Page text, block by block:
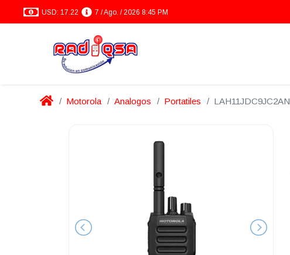
USD: 17.22 7 / Ago. / 2026 8:45 PM
Motorola Analogos Portatiles LAH11JDC9JC2AN